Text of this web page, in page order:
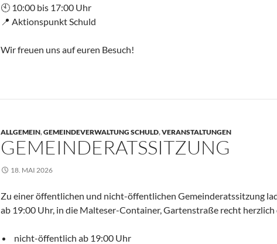
🕙 10:00 bis 17:00 Uhr
📍 Aktionspunkt Schuld
Wir freuen uns auf euren Besuch!
ALLGEMEIN,GEMEINDEVERWALTUNG SCHULD,VERANSTALTUNGEN
GEMEINDERATSSITZUNG
18. MAI 2026
Zu einer öffentlichen und nicht-öffentlichen Gemeinderatssitzung
ab 19:00 Uhr, in die Malteser-Container, Gartenstraße recht herzlich
nicht-öffentlich ab 19:00 Uhr